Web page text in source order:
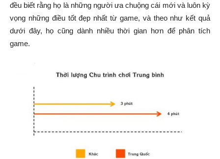
đều biết rằng họ là những người ưa chuộng cái mới và luôn kỳ
vọng những điều tốt đẹp nhất từ game, và theo như kết quả
dưới đây, họ cũng dành nhiều thời gian hơn để phân tích
game.